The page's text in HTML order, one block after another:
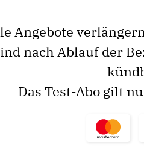
Angebote
nach Ablauf der
Das Test-Abo gilt